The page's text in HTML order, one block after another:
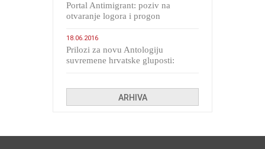
Portal Antimigrant: poziv na
otvaranje logora i progon
18.06.2016
Prilozi za novu Antologiju
suvremene hrvatske gluposti:
ARHIVA